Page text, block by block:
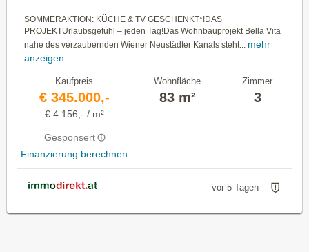
SOMMERAKTION: KÜCHE & TV GESCHENKT*!DAS
PROJEKTUrlaubsgefühl – jeden Tag!Das Wohnbauprojekt Bella Vita
nahe des verzaubernden Wiener Neustädter Kanals steht... mehr
anzeigen
Kaufpreis
€ 345.000,-
€ 4.156,- / m²
Gesponsert
Finanzierung berechnen
Wohnfläche
83 m²
Zimmer
3
vor 5 Tagen